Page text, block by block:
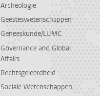
Archeologie
Geesteswetenschappen
Geneeskunde/LUMC
Governance and Global
Affairs
Rechtsgeleerdheid
Sociale Wetenschappen